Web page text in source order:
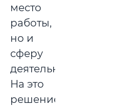
место
работы,
но и
сферу
деятельности.
На это
решение